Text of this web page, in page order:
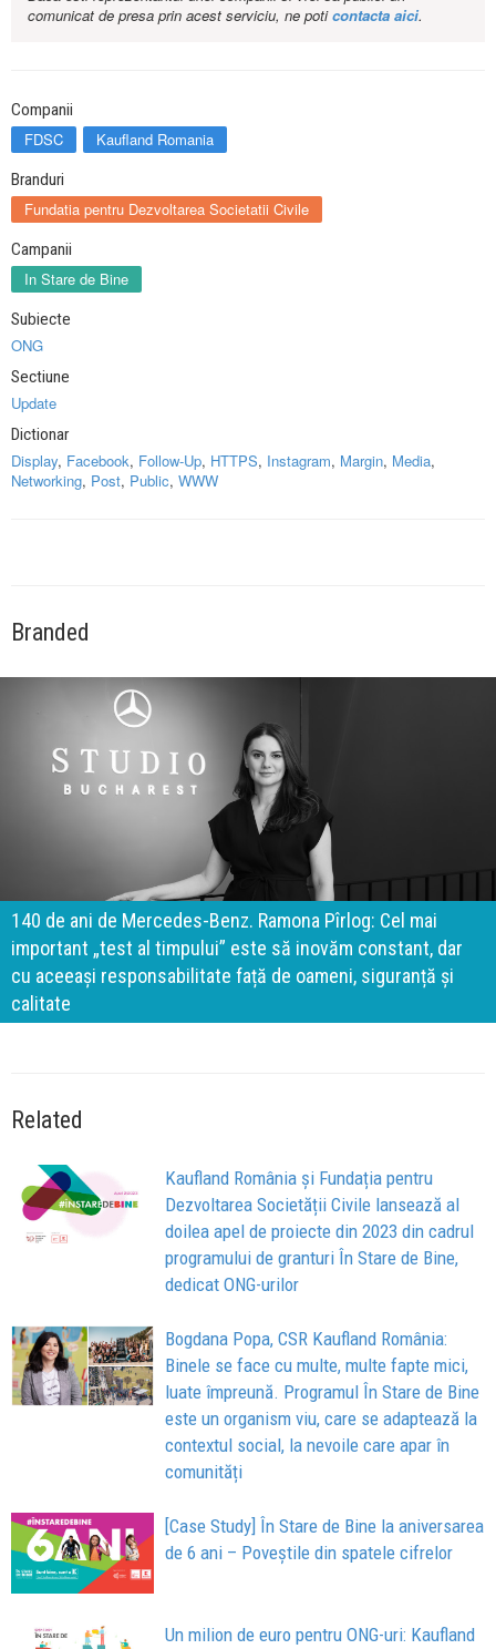
comunicat de presa prin acest serviciu, ne poticontacta aici.
Companii
FDSC Kaufland Romania
Branduri
Fundatia pentru Dezvoltarea Societatii Civile
Campanii
In Stare de Bine
Subiecte
ONG
Sectiune
Update
Dictionar
Display, Facebook, Follow-Up, HTTPS, Instagram, Margin, Media,
Networking, Post, Public, WWW
Branded
140 de ani de Mercedes-Benz. Ramona Pîrlog: Cel mai
important „test al timpului” este să inovăm constant, dar
cu aceeași responsabilitate față de oameni, siguranță și
calitate
Related
Kaufland România și Fundația pentru
Dezvoltarea Societății Civile lansează al
doilea apel de proiecte din 2023 din cadrul
programului de granturi În Stare de Bine,
dedicat ONG-urilor
Bogdana Popa, CSR Kaufland România:
Binele se face cu multe, multe fapte mici,
luate împreună. Programul În Stare de Bine
este un organism viu, care se adaptează la
contextul social, la nevoile care apar în
comunități
[Case Study] În Stare de Bine la aniversarea
de 6 ani – Poveștile din spatele cifrelor
Un milion de euro pentru ONG-uri: Kaufland